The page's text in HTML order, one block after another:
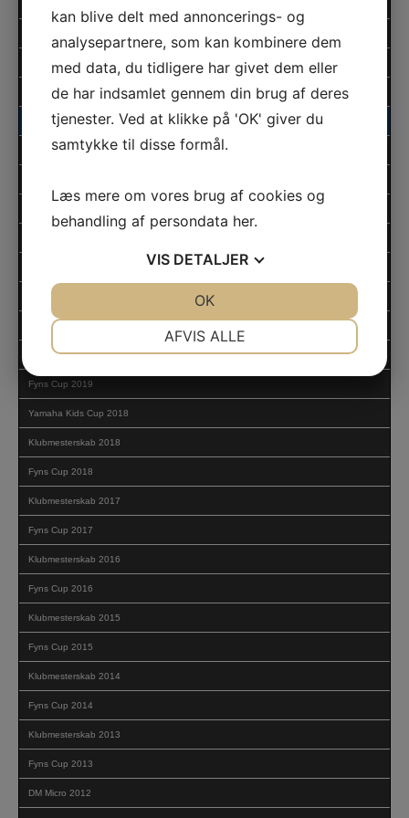
Klubmesterskab 2023
Fyns Cup 2023
Klubmesterskab 2022
Fyns Cup 2022
Yamaha Kids Cup 2019
Klubmesterskab 2019
Fyns Cup 2019
Yamaha Kids Cup 2018
Klubmesterskab 2018
Fyns Cup 2018
Klubmesterskab 2017
Fyns Cup 2017
Klubmesterskab 2016
Fyns Cup 2016
Klubmesterskab 2015
Fyns Cup 2015
Klubmesterskab 2014
Fyns Cup 2014
Klubmesterskab 2013
Fyns Cup 2013
DM Micro 2012
kan blive delt med annoncerings- og
analysepartnere, som kan kombinere dem
med data, du tidligere har givet dem eller
de har indsamlet gennem din brug af deres
tjenester. Ved at klikke på 'OK' giver du
samtykke til disse formål.
Læs mere om vores brug af cookies og
behandling af persondata her.
VIS DETALJER
AFVIS ALLE
OK